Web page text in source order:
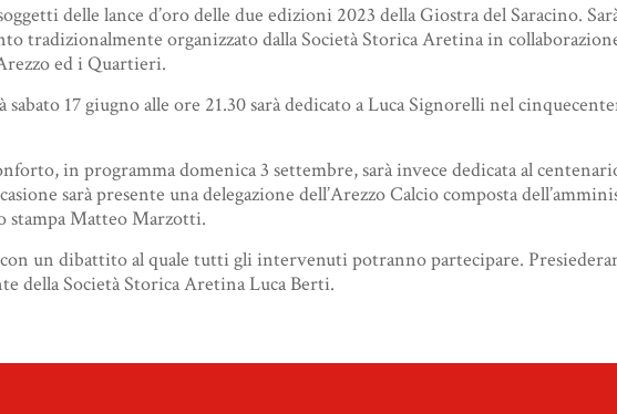
delle lance d’oro delle due edizioni 2023 della Giostra del Saracino.
tradizionalmente organizzato dalla Società Storica Aretina in
ed i Quartieri.
17 giugno alle ore 21.30 sarà dedicato a Luca Signorelli nel
in programma domenica 3 settembre, sarà invece dedicata al
sarà presente una delegazione dell’Arezzo Calcio composta
stampa Matteo Marzotti.
un dibattito al quale tutti gli intervenuti potranno partecipare.
della Società Storica Aretina Luca Berti.